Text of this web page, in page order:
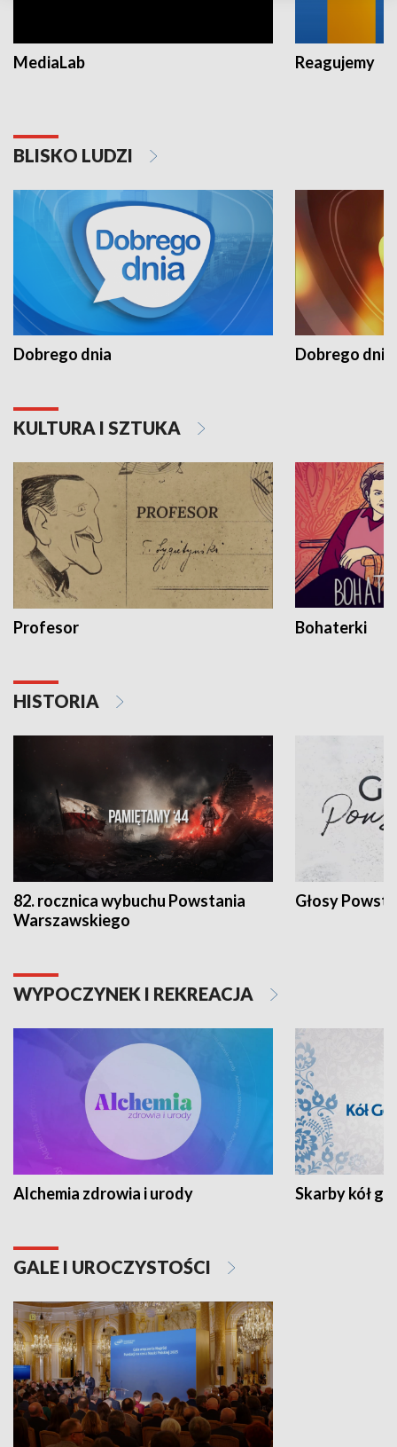
MediaLab Reagujemy
BLISKO LUDZI
Dobrego dnia Dobrego dnia
KULTURA I SZTUKA
Profesor Bohaterki
HISTORIA
82. rocznica wybuchu Powstania
Warszawskiego
Głosy
WYPOCZYNEK I REKREACJA
Alchemia zdrowia i urody Skarby kół
GALE I UROCZYSTOŚCI